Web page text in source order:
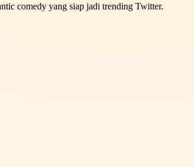
comedy yang siap jadi trending Twitter.